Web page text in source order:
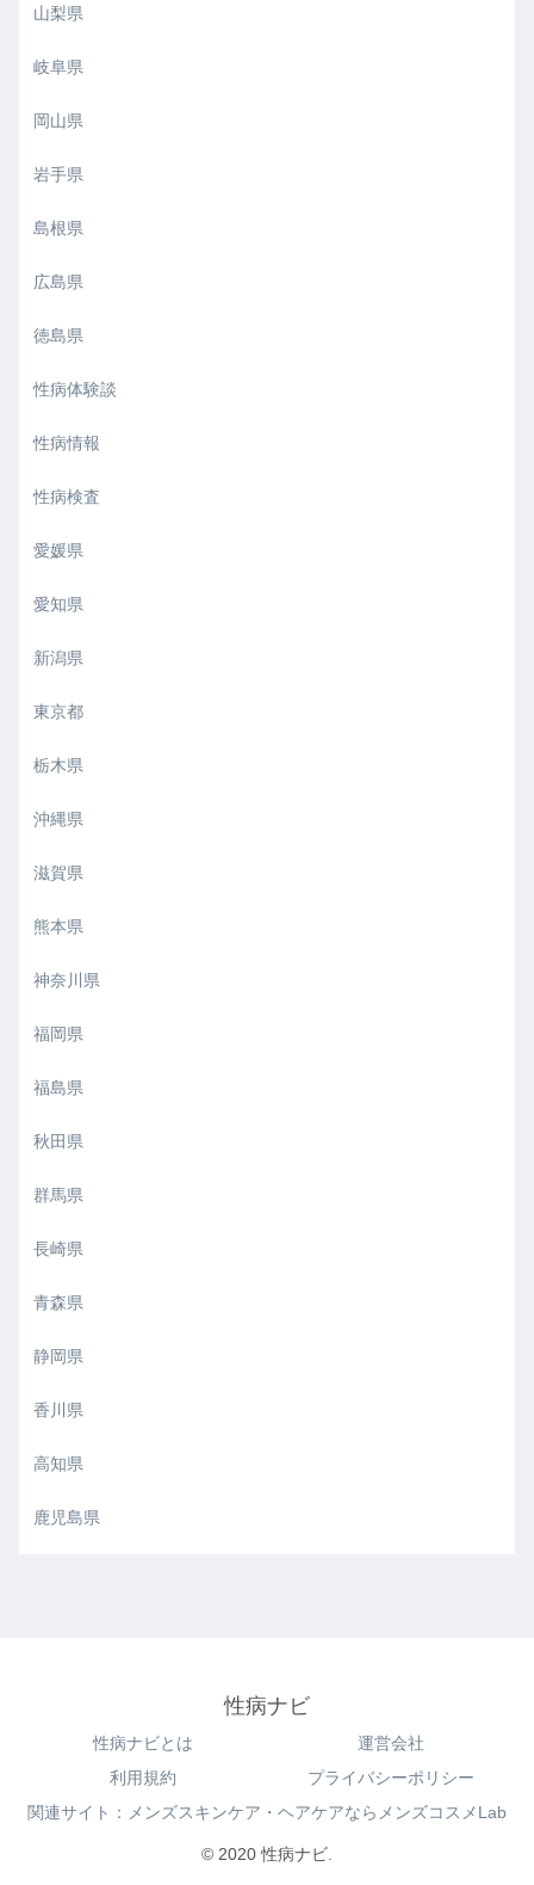
山梨県
岐阜県
岡山県
岩手県
島根県
広島県
徳島県
性病体験談
性病情報
性病検査
愛媛県
愛知県
新潟県
東京都
栃木県
沖縄県
滋賀県
熊本県
神奈川県
福岡県
福島県
秋田県
群馬県
長崎県
青森県
静岡県
香川県
高知県
鹿児島県
性病ナビ
性病ナビとは
運営会社
利用規約
プライバシーポリシー
関連サイト：メンズスキンケア・ヘアケアならメンズコスメLab
© 2020 性病ナビ.